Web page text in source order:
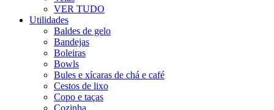
VER TUDO
Utilidades
Baldes de gelo
Bandejas
Boleiras
Bowls
Bules e xícaras de chá e café
Cestos de lixo
Copo e taças